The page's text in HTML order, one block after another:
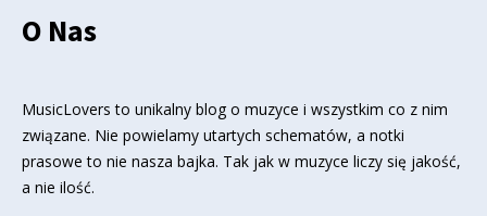
O Nas
MusicLovers to unikalny blog o muzyce i wszystkim co z nim
związane. Nie powielamy utartych schematów, a notki
prasowe to nie nasza bajka. Tak jak w muzyce liczy się jakość,
a nie ilość.